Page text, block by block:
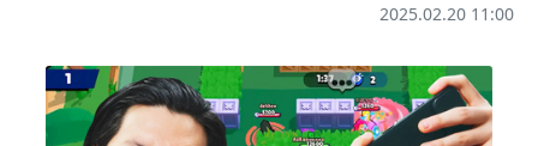
2025.02.20 11:00